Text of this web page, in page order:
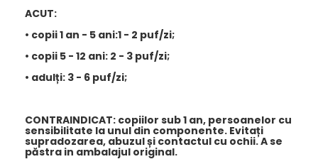
ACUT:
• copii 1 an - 5 ani:1 - 2 puf/zi;
• copii 5 - 12 ani: 2 - 3 puf/zi;
• adulți: 3 - 6 puf/zi;
CONTRAINDICAT: copiilor sub 1 an, persoanelor cu
sensibilitate la unul din componente. Evitați
supradozarea, abuzul și contactul cu ochii. A se
păstra in ambalajul original.